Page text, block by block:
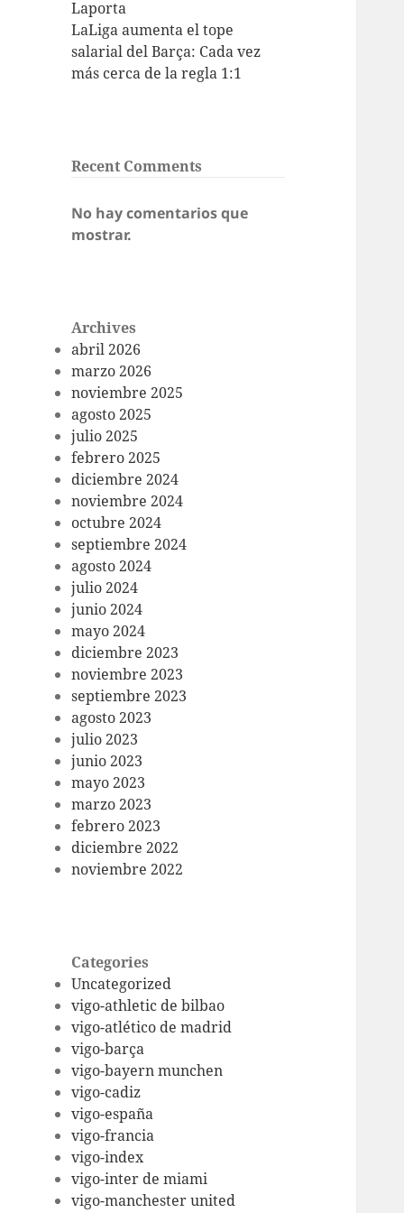
Laporta
LaLiga aumenta el tope
salarial del Barça: Cada vez
más cerca de la regla 1:1
Recent Comments
No hay comentarios que
mostrar.
Archives
abril 2026
marzo 2026
noviembre 2025
agosto 2025
julio 2025
febrero 2025
diciembre 2024
noviembre 2024
octubre 2024
septiembre 2024
agosto 2024
julio 2024
junio 2024
mayo 2024
diciembre 2023
noviembre 2023
septiembre 2023
agosto 2023
julio 2023
junio 2023
mayo 2023
marzo 2023
febrero 2023
diciembre 2022
noviembre 2022
Categories
Uncategorized
vigo-athletic de bilbao
vigo-atlético de madrid
vigo-barça
vigo-bayern munchen
vigo-cadiz
vigo-españa
vigo-francia
vigo-index
vigo-inter de miami
vigo-manchester united